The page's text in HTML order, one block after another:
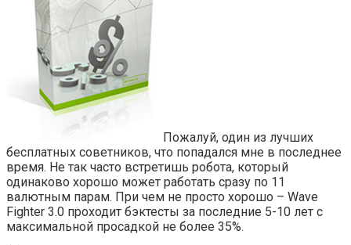
Пожалуй, один из лучших
бесплатных советников, что попадался мне в последнее
время. Не так часто встретишь робота, который
одинаково хорошо может работать сразу по 11
валютным парам. При чем не просто хорошо – Wave
Fighter 3.0 проходит бэктесты за последние 5-10 лет с
максимальной просадкой не более 35%.